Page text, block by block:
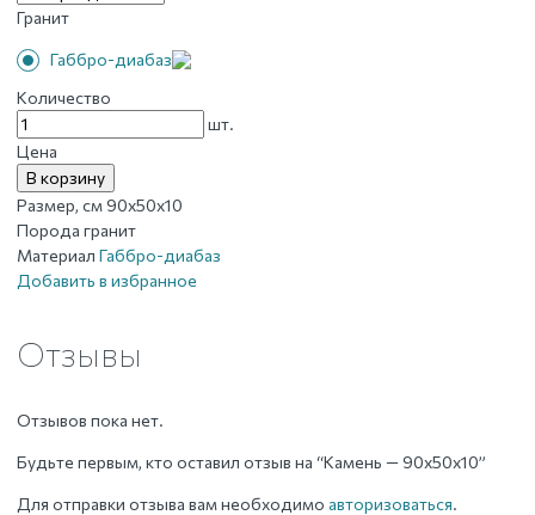
Гранит
Габбро-диабаз
Количество
Количество
товара
Камень
-
90х50х10
шт.
Цена
В корзину
Размер, см90х50х10
Порода гранит
Материал Габбро-диабаз
Добавить в избранное
Отзывы
Отзывов пока нет.
Будьте первым, кто оставил отзыв на “Камень — 90х50х10”
Для отправки отзыва вам необходимо авторизоваться.